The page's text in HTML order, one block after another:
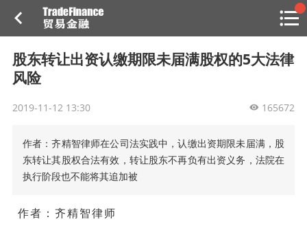
股东转让出资认缴期限未届满股权的5大法律
风险
2019-11-12 13:30 165672
作者：齐精智律师在公司法实践中，认缴出资期限未届满，股
东转让其股权合法有效，转让股东不再负有出资义务，法院在
执行阶段也不能将其追加被
作者：齐精智律师
热
点
贸金说图
专家投稿
贸金招聘
贸金微博
贸金书店
贸金投融（投融资信息平台）
活动
研习社